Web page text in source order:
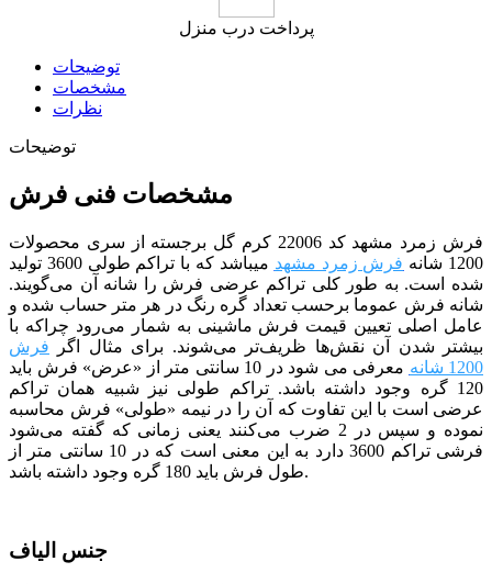
پرداخت درب منزل
توضیحات
مشخصات
نظرات
توضیحات
مشخصات فنی فرش
فرش زمرد مشهد کد 22006 کرم گل برجسته
از سری محصولات
1200 شانه
فرش زمرد مشهد
می­باشد که با تراکم طولی 3600 تولید
شده است. به طور کلی تراکم عرضی فرش را شانه آن می‌گویند.
شانه فرش عموما برحسب تعداد گره رنگ در هر متر حساب شده و
عامل اصلی تعیین قیمت فرش ماشینی به شمار می‌رود چراکه با
بیشتر شدن آن نقش‌ها ظریف‌تر می‌شوند. برای مثال اگر فرش
1200 شانه
معرفی می شود در 10 سانتی متر از «عرض» فرش باید
120 گره وجود داشته باشد. تراکم طولی نیز شبیه همان تراکم
عرضی است با این تفاوت که آن را در نیمه «طولی» فرش محاسبه
نموده و سپس در 2 ضرب می‌کنند یعنی زمانی که گفته می‌شود
فرشی تراکم 3600 دارد به این معنی است که در 10 سانتی متر از
طول فرش باید 180 گره وجود داشته باشد.
جنس الیاف